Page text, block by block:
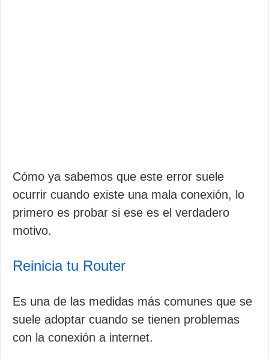
Cómo ya sabemos que este error suele
ocurrir cuando existe una mala conexión, lo
primero es probar si ese es el verdadero
motivo.
Reinicia tu Router
Es una de las medidas más comunes que se
suele adoptar cuando se tienen problemas
con la conexión a internet.